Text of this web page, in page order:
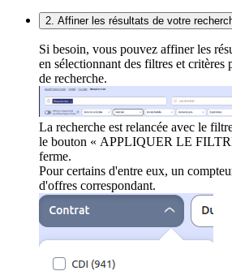
2. Affiner les résultats de votre
Si besoin, vous pouvez affiner les
en sélectionnant des filtres et critères
de recherche.
La recherche est relancée avec le
le bouton « APPLIQUER LE
ferme.
Pour certains d'entre eux, un
d'offres correspondant.